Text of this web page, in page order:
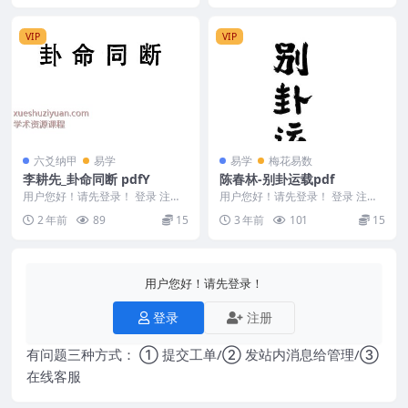
VIP
六爻纳甲 易学
李耕先_卦命同断 pdfY
用户您好！请先登录！ 登录 注册
李耕先_卦命同断 pdfY 2501197
2 年前 89 15
VIP
易学 梅花易数
陈春林-别卦运载pdf
用户您好！请先登录！ 登录 注册
3 年前 101 15
用户您好！请先登录！
登录 注册
有问题三种方式： ① 提交工单/② 发站内消息给管理/③
在线客服